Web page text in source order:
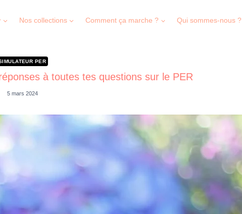
Nos collections Comment ça marche ? Qui sommes-nous ?
PER
à toutes tes questions sur le PER
5 mars 2024